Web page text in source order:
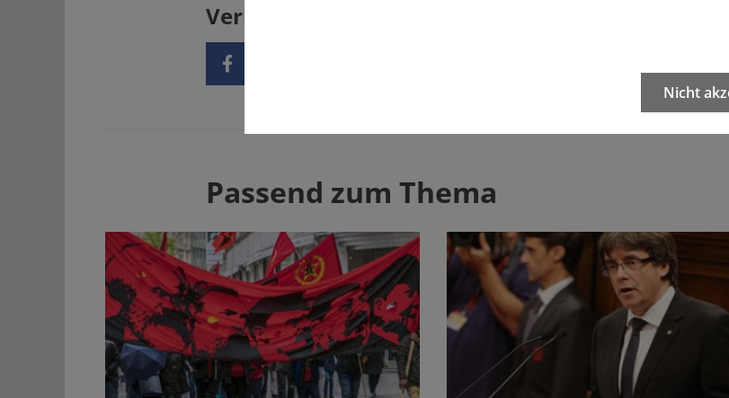
Verbreiten Sie unseren Artikel
Passend zum Thema
Nicht